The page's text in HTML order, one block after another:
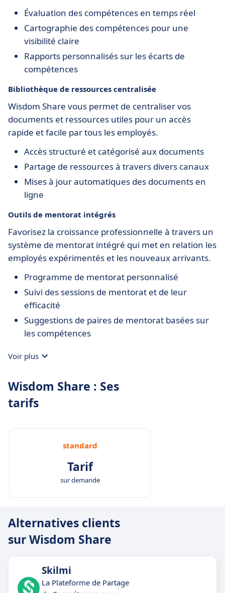
Évaluation des compétences en temps réel
Cartographie des compétences pour une
visibilité claire
Rapports personnalisés sur les écarts de
compétences
Bibliothèque de ressources centralisée
Wisdom Share vous permet de centraliser vos
documents et ressources utiles pour un accès
rapide et facile par tous les employés.
Accès structuré et catégorisé aux documents
Partage de ressources à travers divers canaux
Mises à jour automatiques des documents en
ligne
Outils de mentorat intégrés
Favorisez la croissance professionnelle à travers un
système de mentorat intégré qui met en relation les
employés expérimentés et les nouveaux arrivants.
Programme de mentorat personnalisé
Suivi des sessions de mentorat et de leur
efficacité
Suggestions de paires de mentorat basées sur
les compétences
Voir plus
Wisdom Share : Ses
tarifs
standard
Tarif
sur demande
Alternatives clients
sur Wisdom Share
Skilmi
La Plateforme de Partage